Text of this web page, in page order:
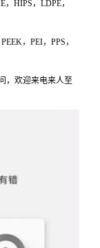
HIPS，LDPE，
，PEI，PPS，
，欢迎来电来人至